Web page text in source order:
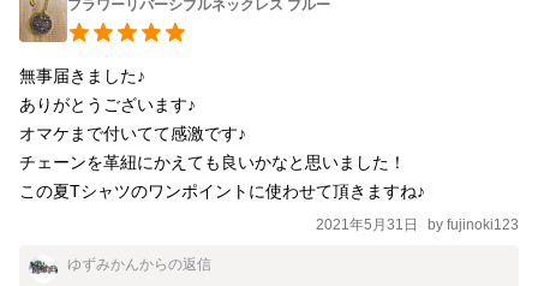
フラワーリバーシブルネックレス ブルー
無事届きました♪
ありがとうございます♪
オマケまで付いてて感激です♪
チェーンを革紐にかえても良いかなと思いました！
この夏Tシャツのワンポイントに使わせて頂きますね♪
2021年5月31日 by fujinoki123
ゆずみかんからの返信